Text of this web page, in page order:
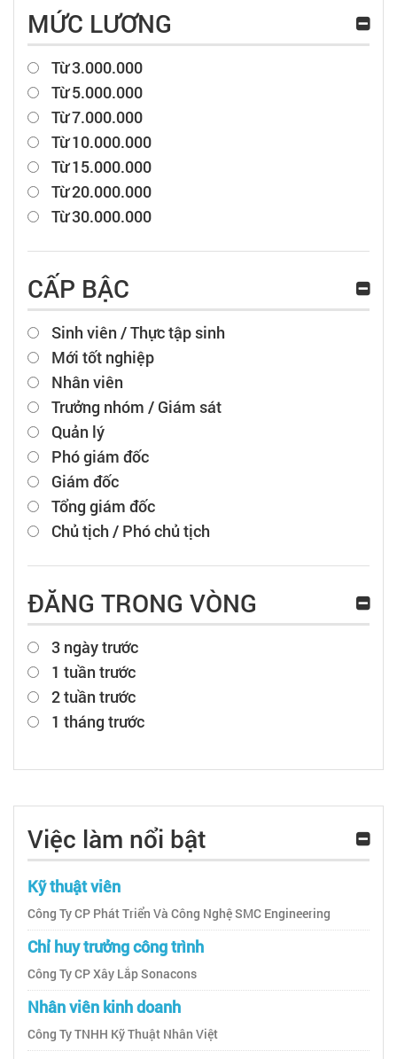
MỨC LƯƠNG
Từ 3.000.000
Từ 5.000.000
Từ 7.000.000
Từ 10.000.000
Từ 15.000.000
Từ 20.000.000
Từ 30.000.000
CẤP BẬC
Sinh viên / Thực tập sinh
Mới tốt nghiệp
Nhân viên
Trưởng nhóm / Giám sát
Quản lý
Phó giám đốc
Giám đốc
Tổng giám đốc
Chủ tịch / Phó chủ tịch
ĐĂNG TRONG VÒNG
3 ngày trước
1 tuần trước
2 tuần trước
1 tháng trước
Việc làm nổi bật
Kỹ thuật viên
Công Ty CP Phát Triển Và Công Nghệ SMC Engineering
Chỉ huy trưởng công trình
Công Ty CP Xây Lắp Sonacons
Nhân viên kinh doanh
Công Ty TNHH Kỹ Thuật Nhân Việt